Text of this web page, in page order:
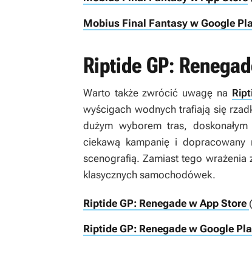
Mobius Final Fantasy w Google
Riptide GP:
Warto także zwrócić uwagę na
wyścigach wodnych trafiają się
dużym wyborem tras,
ciekawą kampanię i
scenografią. Zamiast tego
klasycznych samochodówek.
Riptide GP: Renegade w App Store
Riptide GP: Renegade w Google